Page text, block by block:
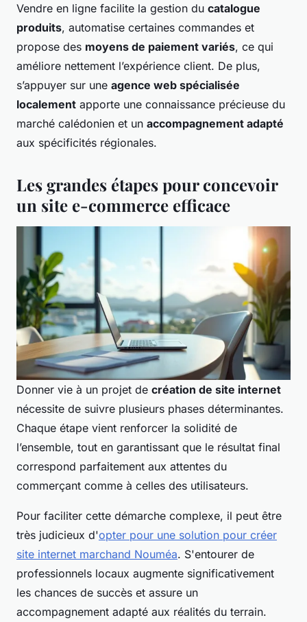
Vendre en ligne facilite la gestion du catalogue
produits, automatise certaines commandes et
propose des moyens de paiement variés, ce qui
améliore nettement l’expérience client. De plus,
s’appuyer sur une agence web spécialisée
localement apporte une connaissance précieuse du
marché calédonien et un accompagnement adapté
aux spécificités régionales.
Les grandes étapes pour concevoir
un site e-commerce efficace
Donner vie à un projet de création de site internet
nécessite de suivre plusieurs phases déterminantes.
Chaque étape vient renforcer la solidité de
l’ensemble, tout en garantissant que le résultat final
correspond parfaitement aux attentes du
commerçant comme à celles des utilisateurs.
Pour faciliter cette démarche complexe, il peut être
très judicieux d'opter pour une solution pour créer
site internet marchand Nouméa. S'entourer de
professionnels locaux augmente significativement
les chances de succès et assure un
accompagnement adapté aux réalités du terrain.